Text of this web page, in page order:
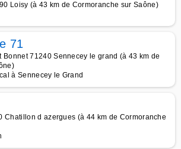
Loisy (à 43 km de Cormoranche sur Saône)
71
Bonnet 71240 Sennecey le grand (à 43 km de
à Sennecey le Grand
Chatillon d azergues (à 44 km de Cormoranche